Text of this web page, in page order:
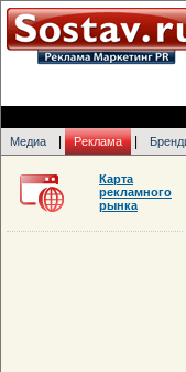
Медиа Реклама
Карта
рекламного
рынка